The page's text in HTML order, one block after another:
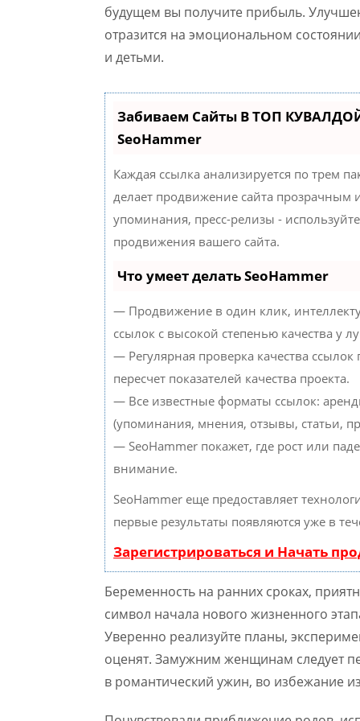
будущем вы получите прибыль.
отразится на эмоциональном
и детьми.
Забиваем Сайты В ТОП
SeoHammer
Каждая ссылка анализируется по трем
делает продвижение сайта прозрачным
упоминания, пресс-релизы -
продвижения вашего сайта.
Что умеет делать SeoHammer
— Продвижение в один клик,
ссылок с высокой степенью качества у
— Регулярная проверка качества
пересчет показателей качества проекта.
— Все известные форматы ссылок:
(упоминания, мнения, отзывы, статьи,
— SeoHammer покажет, где рост или
внимание.
SeoHammer еще предоставляет
первые результаты появляются уже в
Зарегистрироваться и Начать
Беременность на ранних сроках,
символ начала нового жизненного
Уверенно реализуйте планы,
оценят. Замужним женщинам следует
в романтический ужин, во избежание